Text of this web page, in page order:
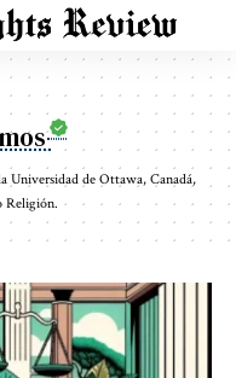
Universidad de Ottawa, Canadá,
Religión.